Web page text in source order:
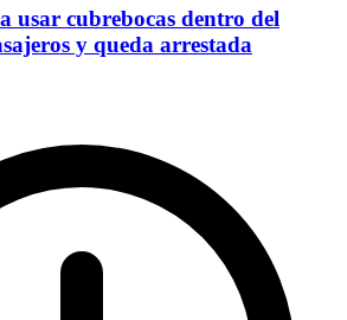
usar cubrebocas dentro del
y queda arrestada